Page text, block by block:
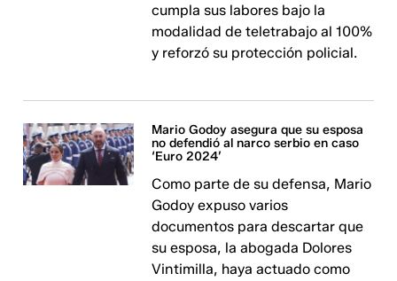
cumpla sus labores bajo la
modalidad de teletrabajo al 100%
y reforzó su protección policial.
Mario Godoy asegura que su esposa
no defendió al narco serbio en caso
‘Euro 2024’
Como parte de su defensa, Mario
Godoy expuso varios
documentos para descartar que
su esposa, la abogada Dolores
Vintimilla, haya actuado como